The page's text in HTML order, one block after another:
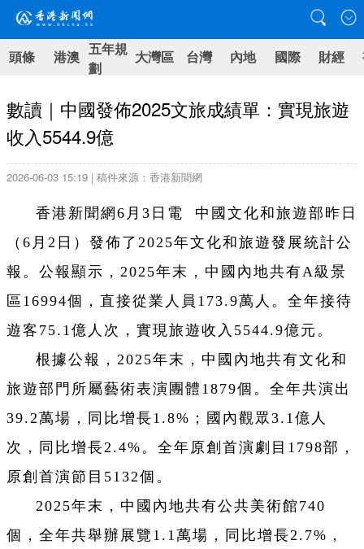
頭條 港澳 五年規
劃
大灣區 台灣 內地 國際 財經
數讀｜中國發佈2025文旅成績單：實現旅遊
收入5544.9億
2026-06-03 15:19 | 稿件來源：香港新聞網
香港新聞網6月3日電 中國文化和旅遊部昨日
（6月2日）發佈了2025年文化和旅遊發展統計公
報。公報顯示，2025年末，中國內地共有A級景
區16994個，直接從業人員173.9萬人。全年接待
遊客75.1億人次，實現旅遊收入5544.9億元。
根據公報，2025年末，中國內地共有文化和
旅遊部門所屬藝術表演團體1879個。全年共演出
39.2萬場，同比增長1.8%；國內觀眾3.1億人
次，同比增長2.4%。全年原創首演劇目1798部，
原創首演節目5132個。
2025年末，中國內地共有公共美術館740
個，全年共舉辦展覽1.1萬場，同比增長2.7%，